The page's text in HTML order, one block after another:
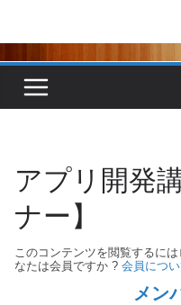
ン
ツ
アプリ開発
ナー】
このコンテンツを閲覧するに
なたは会員ですか ? 会員につ
メン